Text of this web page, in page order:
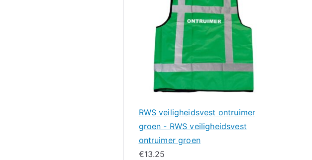
RWS veiligheidsvest ontruimer
groen - RWS veiligheidsvest
ontruimer groen
€13.25